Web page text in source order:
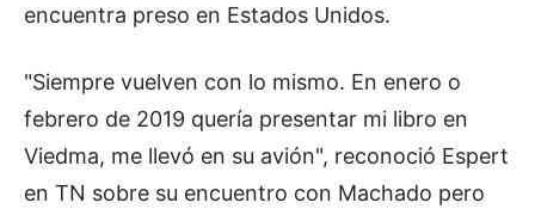
encuentra preso en Estados Unidos.
"Siempre vuelven con lo mismo. En enero o
febrero de 2019 quería presentar mi libro en
Viedma, me llevó en su avión", reconoció Espert
en TN sobre su encuentro con Machado pero